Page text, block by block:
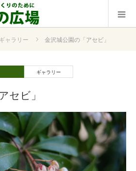
ギャラリー 金沢城公園の「アセビ」
ギャラリー
セビ」